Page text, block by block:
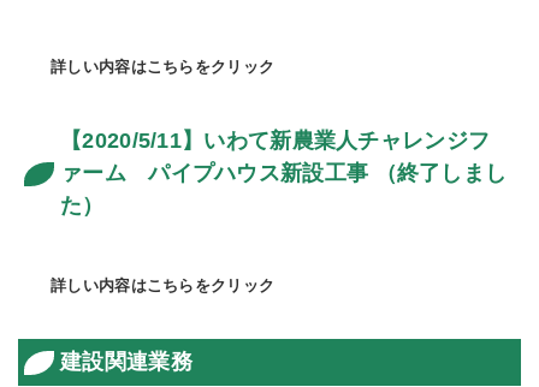
詳しい内容はこちらをクリック
【2020/5/11】いわて新農業人チャレンジフ
ァーム パイプハウス新設工事 （終了しまし
た）
詳しい内容はこちらをクリック
建設関連業務